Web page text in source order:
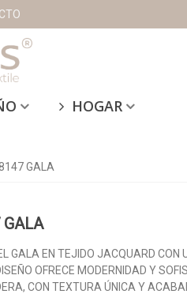
HOGAR
GALA
GALA EN TEJIDO JACQUARD CON
OFRECE MODERNIDAD Y
CON TEXTURA ÚNICA Y